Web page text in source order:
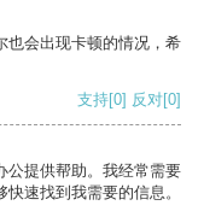
也会出现卡顿的情况，希
支持[0] 反对[0]
公提供帮助。我经常需要
速找到我需要的信息。